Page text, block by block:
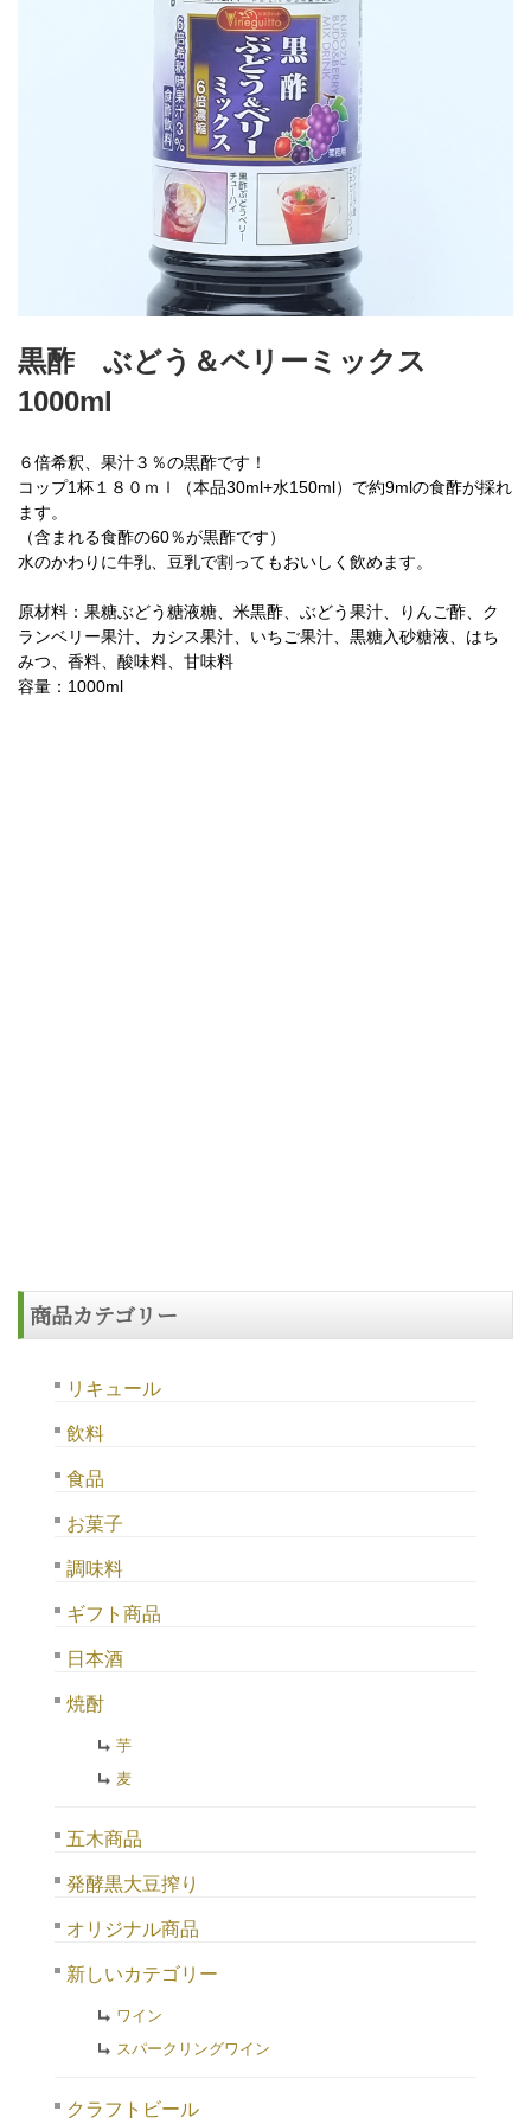
黒酢 ぶどう＆ベリーミックス
1000ml
６倍希釈、果汁３％の黒酢です！
コップ1杯１８０ｍｌ（本品30ml+水150ml）で約9mlの食酢が採れ
ます。
（含まれる食酢の60％が黒酢です）
水のかわりに牛乳、豆乳で割ってもおいしく飲めます。
原材料：果糖ぶどう糖液糖、米黒酢、ぶどう果汁、りんご酢、ク
ランベリー果汁、カシス果汁、いちご果汁、黒糖入砂糖液、はち
みつ、香料、酸味料、甘味料
容量：1000ml
商品カテゴリー
リキュール
飲料
食品
お菓子
調味料
ギフト商品
日本酒
焼酎
芋
麦
五木商品
発酵黒大豆搾り
オリジナル商品
新しいカテゴリー
ワイン
スパークリングワイン
クラフトビール